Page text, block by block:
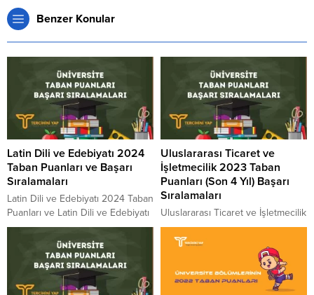
Benzer Konular
Latin Dili ve Edebiyatı 2024
Taban Puanları ve Başarı
Sıralamaları
Latin Dili ve Edebiyatı 2024 Taban
Puanları ve Latin Dili ve Edebiyatı
Başarı Sıralamaları 2024 Latin Dili
ve Edebiyatı güncel taban
puanları ve başarı sıralamaları
açıklandı ve genel tablo ortaya
çıktı. Latin Dili ve Edebiyatı
Uluslararası Ticaret ve
İşletmecilik 2023 Taban
Puanları (Son 4 Yıl) Başarı
Sıralamaları
Uluslararası Ticaret ve İşletmecilik
2023 Taban Puanları ve
Uluslararası Ticaret ve İşletmecilik
Başarı Sıralamaları 2023
Uluslararası Ticaret ve İşletmecilik
kaç puanla kapattı? Uluslararası